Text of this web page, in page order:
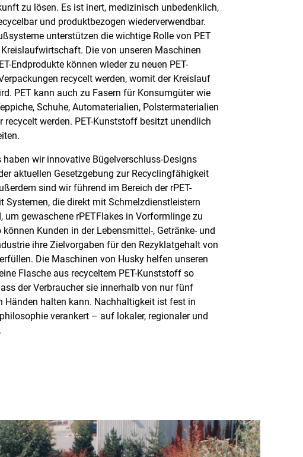
zu lösen. Es ist inert, medizinisch unbedenklich,
und produktbezogen wiederverwendbar.
unterstützen die wichtige Rolle von PET
Die von unseren Maschinen
Endprodukte können wieder zu neuen PET-
recycelt werden, womit der Kreislauf
PET kann auch zu Fasern für Konsumgüter wie
Schuhe, Automaterialien, Polstermaterialien
recycelt werden. PET-Kunststoff besitzt unendlich
haben wir innovative Bügelverschluss-Designs
aktuellen Gesetzgebung zur Recyclingfähigkeit
sind wir führend im Bereich der rPET-
Systemen, die direkt mit Schmelzdienstleistern
um gewaschene rPETFlakes in Vorformlinge zu
Kunden in der Lebensmittel-, Getränke- und
ihre Zielvorgaben für den Rezyklatgehalt von
Die Maschinen von Husky helfen unseren
Flasche aus recyceltem PET-Kunststoff so
der Verbraucher sie innerhalb von nur fünf
Händen halten kann. Nachhaltigkeit ist fest in
verankert – auf lokaler, regionaler und